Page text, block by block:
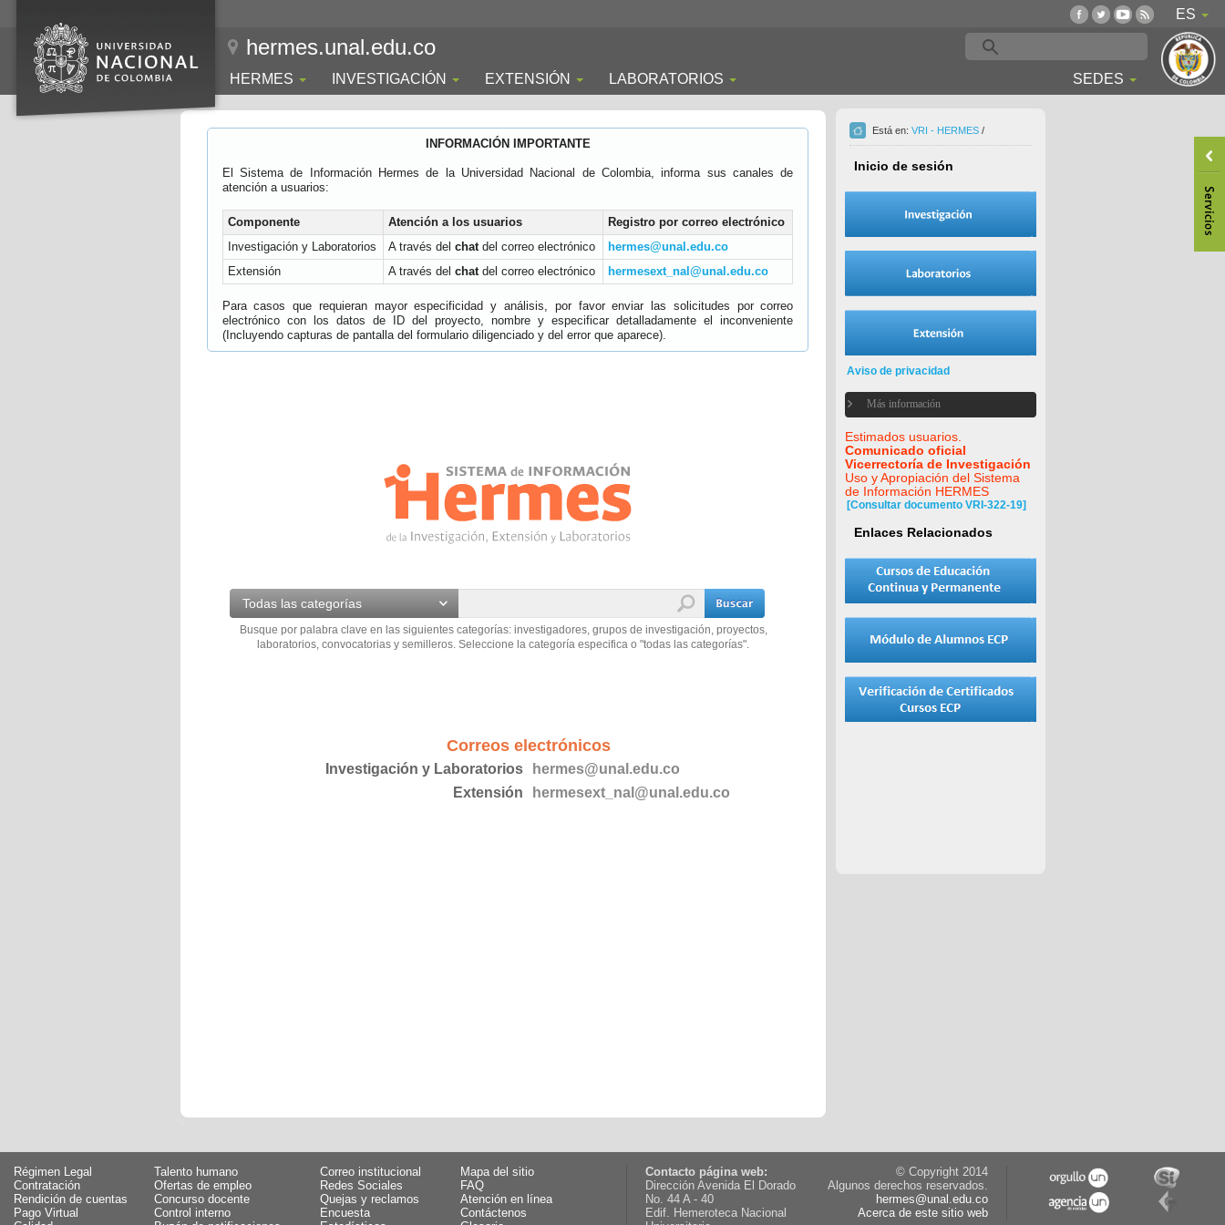
ES
hermes.unal.edu.co
HERMES INVESTIGACIÓN EXTENSIÓN LABORATORIOS SEDES
INFORMACIÓN IMPORTANTE
El Sistema de Información Hermes de la Universidad Nacional de Colombia, informa sus canales de
atención a usuarios:
Componente Atención a los usuarios
Registro por correo electrónico
Investigación y Laboratorios
A través del chatdel correo electrónico
hermes@unal.edu.co
Extensión
A través del chatdel correo electrónico hermesext_nal@unal.edu.co
Para casos que requieran mayor especificidad y análisis, por favor enviar las solicitudes por correo
electrónico con los datos de ID del proyecto, nombre y especificar detalladamente el inconveniente
(Incluyendo capturas de pantalla del formulario diligenciado y del error que aparece).
Todas las categorías
Busque por palabra clave en las siguientes categorías: investigadores, grupos de investigación, proyectos,
laboratorios, convocatorias y semilleros. Seleccione la categoría especifica o "todas las categorías".
Correos electrónicos
Investigación y Laboratorios
hermes@unal.edu.co
Extensión
hermesext_nal@unal.edu.co
Está en: VRI - HERMES /
Inicio de sesión
Aviso de privacidad
Más información
Estimados usuarios.
Comunicado oficial
Vicerrectoría de Investigación
Uso y Apropiación del Sistema
de Información HERMES
[Consultar documento VRI-322-19]
Enlaces Relacionados
Régimen Legal
Talento humano
Contratación
Ofertas de empleo
Rendición de cuentas
Concurso docente
Pago Virtual
Control interno
Correo institucional
Mapa del sitio
Redes Sociales
FAQ
Quejas y reclamos
Atención en línea
Encuesta
Contáctenos
Contacto página web:
Dirección Avenida El Dorado
No. 44 A - 40
Edif. Hemeroteca Nacional
© Copyright 2014
Algunos derechos reservados.
hermes@unal.edu.co
Acerca de este sitio web